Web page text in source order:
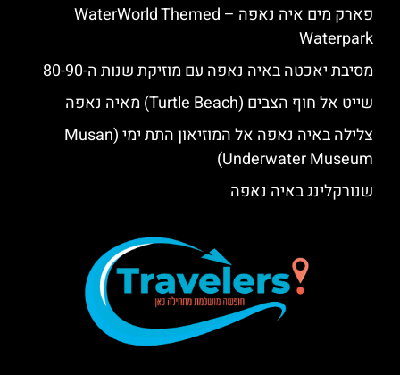
פארק מים איה נאפה – ‪‪WaterWorld Themed
Waterpark‬‬
מסיבת יאכטה באיה נאפה עם מוזיקת שנות ה-80-90
שייט אל חוף הצבים (Turtle Beach) מאיה נאפה
צלילה באיה נאפה אל המוזיאון התת ימי (Musan
Underwater Museum)
שנורקלינג באיה נאפה